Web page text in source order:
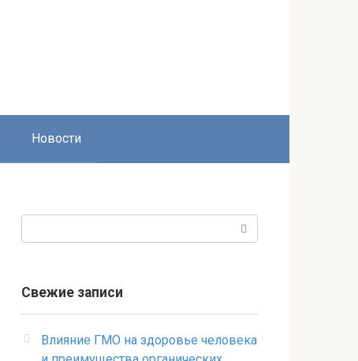
Новости
Свежие записи
Влияние ГМО на здоровье человека